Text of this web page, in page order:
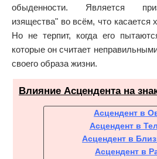
обыденности. Является
изящества" во всём, что касается
Но не терпит, когда его
которые он считает
своего образа жизни.
Влияние Асцендента на
Асцендент в
Асцендент в
Асцендент в
Асцендент в